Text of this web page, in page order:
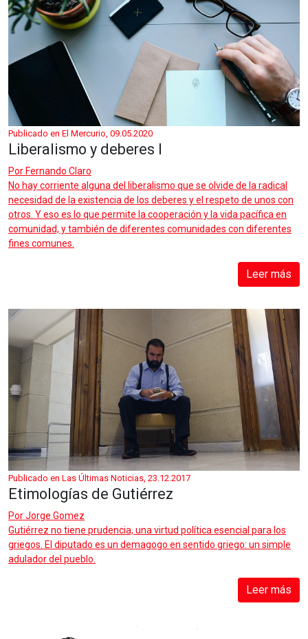
Publicado en El Mercurio, 09.05.2020
Liberalismo y deberes I
Por Fernando Claro
No hay corriente alguna del liberalismo que se olvide de la radical
necesidad de la existencia de los deberes y el respeto de unos con
otros. Y eso es lo que permite la cooperación y la vida pacífica en
comunidad, y también de diferentes comunidades con diferentes
fines comunes.
Leer más
Publicado en Las Últimas Noticias, 23.12.2017
Etimologías de Gutiérrez
PorJorge Gomez
Gutiérrez no tiene prudencia, una virtud política esencial para los
griegos. El diputado es un demagogo en sentido griego: un simple
adulador del pueblo.
Leer más